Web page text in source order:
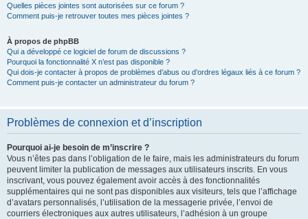
Quelles pièces jointes sont autorisées sur ce forum ?
Comment puis-je retrouver toutes mes pièces jointes ?
À propos de phpBB
Qui a développé ce logiciel de forum de discussions ?
Pourquoi la fonctionnalité X n’est pas disponible ?
Qui dois-je contacter à propos de problèmes d’abus ou d’ordres légaux liés à ce forum ?
Comment puis-je contacter un administrateur du forum ?
Problèmes de connexion et d’inscription
Pourquoi ai-je besoin de m’inscrire ?
Vous n’êtes pas dans l’obligation de le faire, mais les administrateurs du forum
peuvent limiter la publication de messages aux utilisateurs inscrits. En vous
inscrivant, vous pouvez également avoir accès à des fonctionnalités
supplémentaires qui ne sont pas disponibles aux visiteurs, tels que l’affichage
d’avatars personnalisés, l’utilisation de la messagerie privée, l’envoi de
courriers électroniques aux autres utilisateurs, l’adhésion à un groupe